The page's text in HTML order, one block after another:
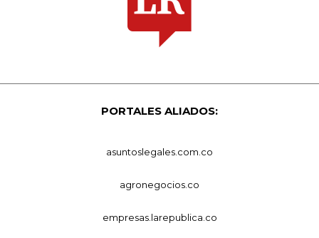
PORTALES ALIADOS:
asuntoslegales.com.co
agronegocios.co
empresas.larepublica.co